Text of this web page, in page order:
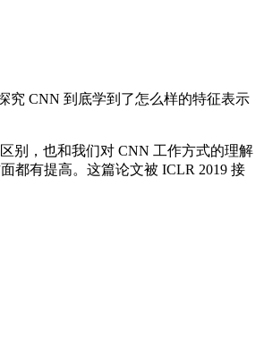
CNN 到底学到了怎么样的特征表示
别，也和我们对 CNN 工作方式的理解
都有提高。这篇论文被 ICLR 2019 接